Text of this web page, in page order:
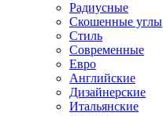
Радиусные
Скошенные углы
Стиль
Современные
Евро
Английские
Дизайнерские
Итальянские